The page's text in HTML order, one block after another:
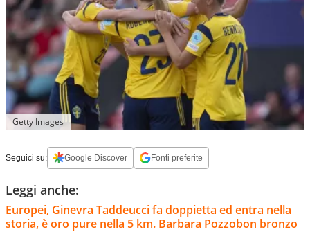
Getty Images
Seguici su: Google Discover Fonti preferite
Leggi anche:
Europei, Ginevra Taddeucci fa doppietta ed entra nella
storia, è oro pure nella 5 km. Barbara Pozzobon bronzo